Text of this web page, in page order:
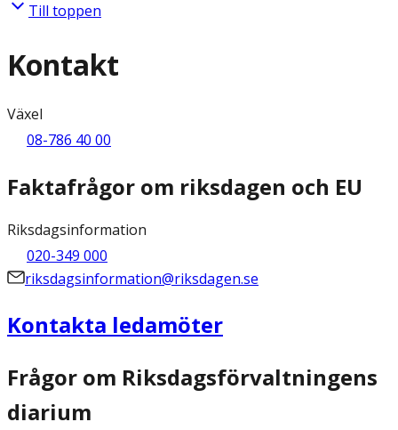
Till toppen
Kontakt
Växel
08-786 40 00
Faktafrågor om riksdagen och EU
Riksdagsinformation
020-349 000
riksdagsinformation@riksdagen.se
Kontakta ledamöter
Frågor om Riksdagsförvaltningens
diarium